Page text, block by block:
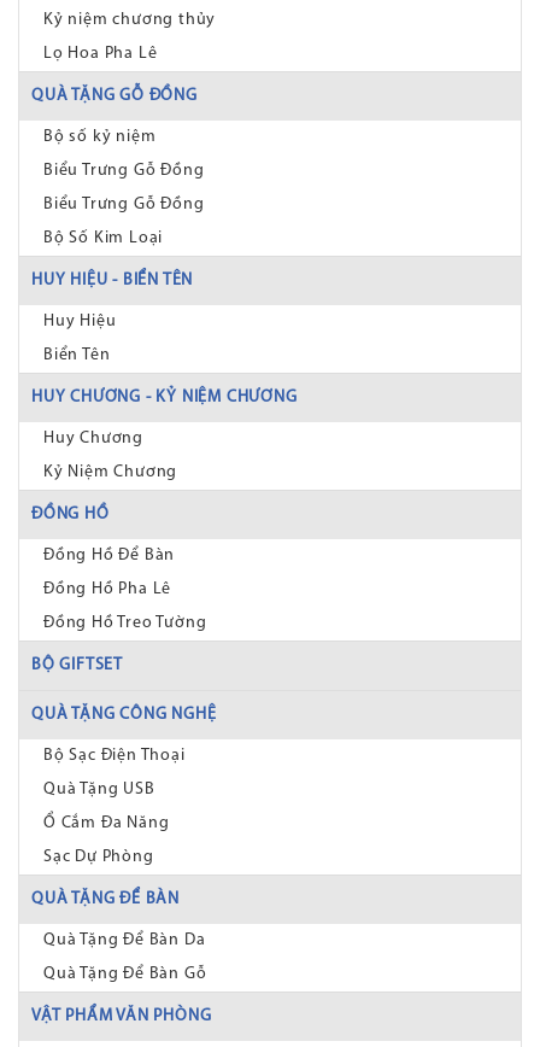
Kỷ niệm chương thủy
Lọ Hoa Pha Lê
QUÀ TẶNG GỖ ĐỒNG
Bộ số kỷ niệm
Biểu Trưng Gỗ Đồng
Biểu Trưng Gỗ Đồng
Bộ Số Kim Loại
HUY HIỆU - BIỂN TÊN
Huy Hiệu
Biển Tên
HUY CHƯƠNG - KỶ NIỆM CHƯƠNG
Huy Chương
Kỷ Niệm Chương
ĐỒNG HỒ
Đồng Hồ Để Bàn
Đồng Hồ Pha Lê
Đồng Hồ Treo Tường
BỘ GIFTSET
QUÀ TẶNG CÔNG NGHỆ
Bộ Sạc Điện Thoại
Quà Tặng USB
Ổ Cắm Đa Năng
Sạc Dự Phòng
QUÀ TẶNG ĐỂ BÀN
Quà Tặng Để Bàn Da
Quà Tặng Để Bàn Gỗ
VẬT PHẨM VĂN PHÒNG